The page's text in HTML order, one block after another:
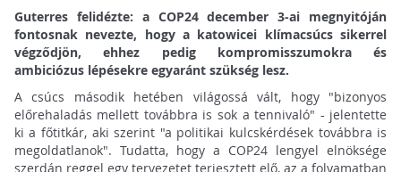
Guterres felidézte: a COP24 december 3-ai megnyitóján
fontosnak nevezte, hogy a katowicei klímacsúcs sikerrel
végződjön, ehhez pedig kompromisszumokra és
ambiciózus lépésekre egyaránt szükség lesz.
A csúcs második hetében világossá vált, hogy "bizonyos
előrehaladás mellett továbbra is sok a tennivaló" - jelentette
ki a főtitkár, aki szerint "a politikai kulcskérdések továbbra is
megoldatlanok". Tudatta, hogy a COP24 lengyel elnöksége
szerdán reggel egy tervezetet terjesztett elő, az a folyamatban